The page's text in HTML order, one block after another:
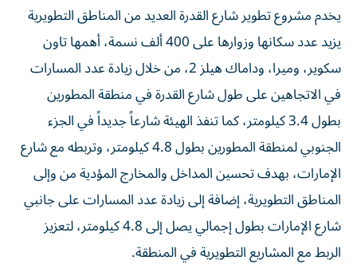
يخدم مشروع تطوير شارع القدرة العديد من المناطق التطويرية
يزيد عدد سكانها وزوارها على 400 ألف نسمة، أهمها تاون
سكوير، وميرا، وداماك هيلز 2، من خلال زيادة عدد المسارات
في الاتجاهين على طول شارع القدرة في منطقة المطورين
بطول 3.4 كيلومتر، كما تنفذ الهيئة شارعاً جديداً في الجزء
الجنوبي لمنطقة المطورين بطول 4.8 كيلومتر، وتربطه مع شارع
الإمارات، بهدف تحسين المداخل والمخارج المؤدية من وإلى
المناطق التطويرية، إضافة إلى زيادة عدد المسارات على جانبي
شارع الإمارات بطول إجمالي يصل إلى 4.8 كيلومتر، لتعزيز
الربط مع المشاريع التطويرية في المنطقة.